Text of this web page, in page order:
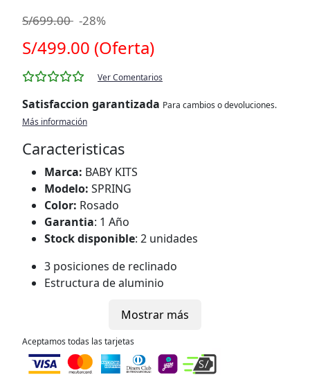
S/699.00 -28%
S/499.00 (Oferta)
Ver Comentarios
Satisfaccion garantizada Para cambios o devoluciones.
Más información
Caracteristicas
Marca: BABY KITS
Modelo: SPRING
Color: Rosado
Garantia: 1 Año
Stock disponible: 2 unidades
3 posiciones de reclinado
Estructura de aluminio
Edad máxima recomendada: 3 años (Aprox. 13
Edad minima recomendada: Recién nacido
Dimensiones coche: 70 X 40 X 60 cm
Mostrar más
Aceptamos todas las tarjetas